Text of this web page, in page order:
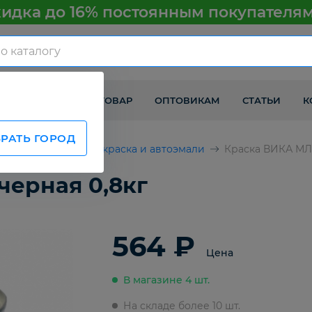
до 16% постоянным
ГОРОД
КАК ПОЛУЧИТЬ ТОВАР ОПТОВИКАМ СТАТЬИ
Автокраска и автоэмали Краска ВИКА МЛ-
0,8кг
564 ₽ Цена
В магазине 4 шт.
На складе более 10 шт.